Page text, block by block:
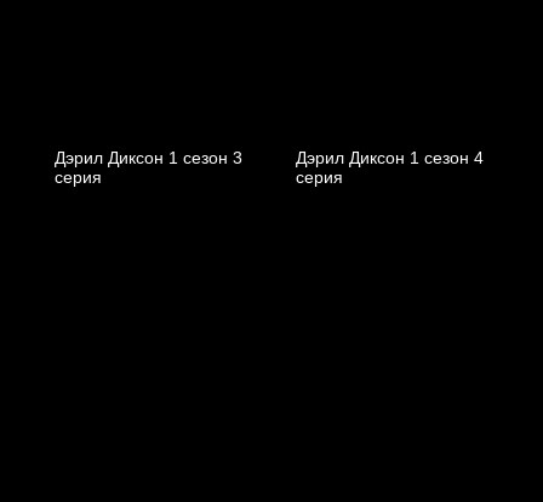
Дэрил Диксон 1 сезон 3
серия
Дэрил Диксон 1 сезон 4
серия